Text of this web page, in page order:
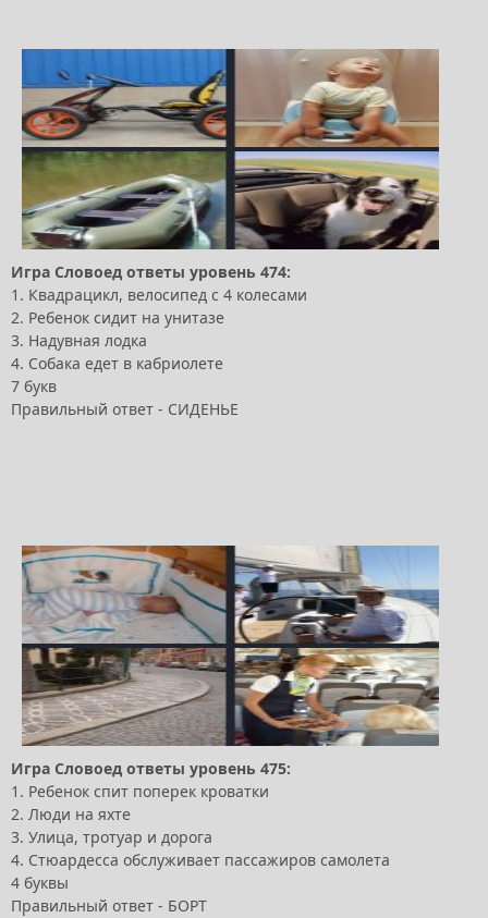
Игра Словоед ответы уровень 474:
1. Квадрацикл, велосипед с 4 колесами
2. Ребенок сидит на унитазе
3. Надувная лодка
4. Собака едет в кабриолете
7 букв
Правильный ответ - СИДЕНЬЕ
Игра Словоед ответы уровень 475:
1. Ребенок спит поперек кроватки
2. Люди на яхте
3. Улица, тротуар и дорога
4. Стюардесса обслуживает пассажиров самолета
4 буквы
Правильный ответ - БОРТ